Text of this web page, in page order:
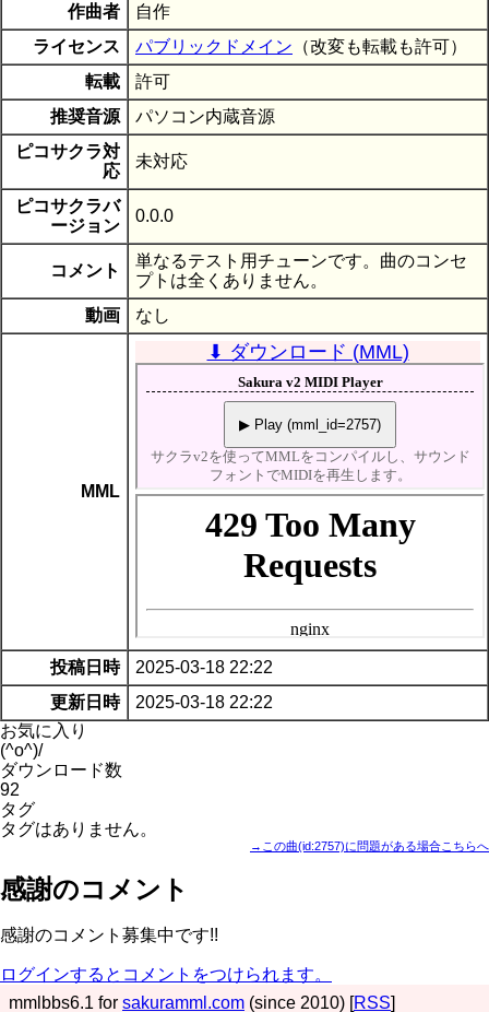
作曲者
自作
ライセンス
パブリックドメイン （改変も転載も許可）
転載
許可
推奨音源
パソコン内蔵音源
ピコサクラ対
応
未対応
ピコサクラバ
ージョン
0.0.0
コメント
単なるテスト用チューンです。曲のコンセ
プトは全くありません。
動画
なし
MML
⬇ ダウンロード (MML)
投稿日時
2025-03-18 22:22
更新日時
2025-03-18 22:22
お気に入り
(^o^)/
ダウンロード数
92
タグ
タグはありません。
→この曲(id:2757)に問題がある場合こちらへ
感謝のコメント
感謝のコメント募集中です!!
ログインするとコメントをつけられます。
mmlbbs6.1 for sakuramml.com (since 2010) [RSS]